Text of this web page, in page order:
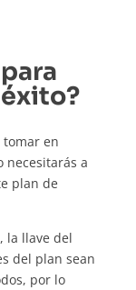
tomar en
necesitarás a
plan de
la llave del
del plan sean
por lo